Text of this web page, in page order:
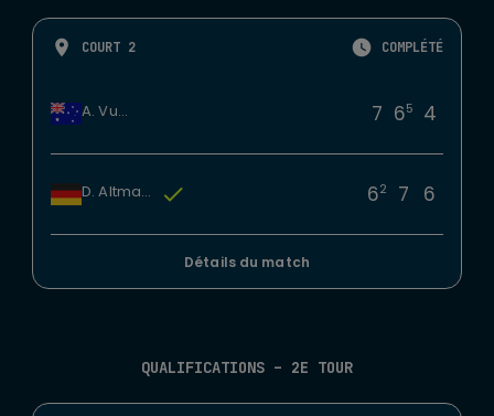
COURT 2 COMPLÉTÉ
A. Vukic 7 65 4
D. Altmaier 62 7 6
Détails du match
QUALIFICATIONS – 2E TOUR